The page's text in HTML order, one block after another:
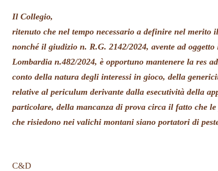
Il Collegio,
ritenuto che nel tempo necessario a definire nel merito
nonché il giudizio n. R.G. 2142/2024, avente ad oggetto
Lombardia n.482/2024, è opportuno mantenere la res
conto della natura degli interessi in gioco, della
relative al periculum derivante dalla esecutività della
particolare, della mancanza di prova circa il fatto che
che risiedono nei valichi montani siano portatori di
C&D